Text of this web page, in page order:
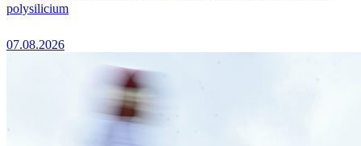
polysilicium
07.08.2026